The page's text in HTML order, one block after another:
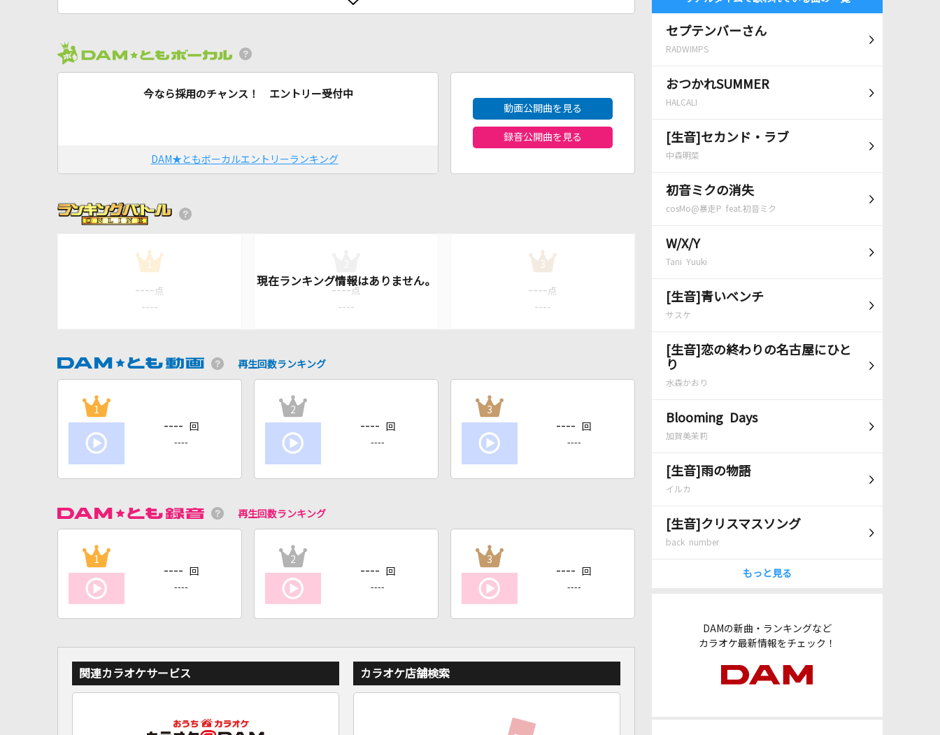
セプテンバーさん
RADWIMPS
おつかれSUMMER
HALCALI
[生音]セカンド・ラブ
中森明菜
初音ミクの消失
cosMo@暴走P feat.初音ミク
W/X/Y
Tani Yuuki
[生音]青いベンチ
サスケ
[生音]恋の終わりの名古屋にひと
り
水森かおり
Blooming Days
加賀美茉莉
[生音]雨の物語
イルカ
[生音]クリスマスソング
back number
もっと見る
DAMの新曲・ランキングなど
カラオケ最新情報をチェック！
今なら採用のチャンス！ エントリー受付中
DAM★ともボーカルエントリーランキング
動画公開曲を見る
録音公開曲を見る
1
---- 点
----
---- 点
----
3
---- 点
----
再生回数ランキング
1
---- 回
----
2
---- 回
----
3
---- 回
----
再生回数ランキング
1
---- 回
----
2
---- 回
----
3
---- 回
----
関連カラオケサービス カラオケ店舗検索